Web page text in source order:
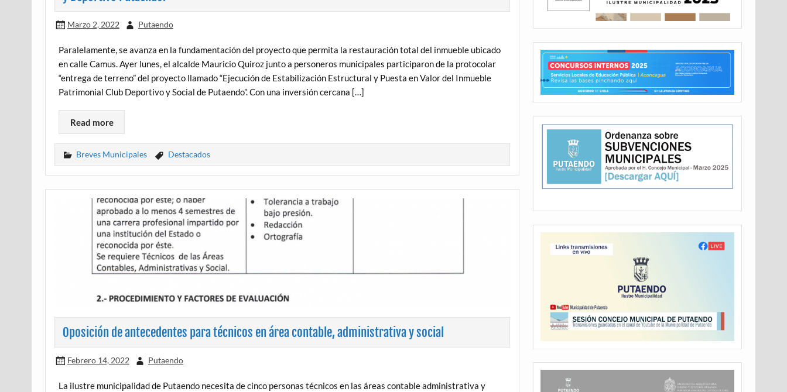
Marzo 2, 2022 Putaendo
Paralelamente, se avanza en la fundamentación del proyecto que permita la restauración total del inmueble ubicado
en calle Camus. Ayer lunes, el alcalde Mauricio Quiroz junto a personeros municipales participaron de la protocolar
“entrega de terreno” del proyecto llamado “Ejecución de Estabilización Estructural y Puesta en Valor del Inmueble
Patrimonial Club Deportivo y Social de Putaendo”. Con una inversión cercana […]
Read more
Breves Municipales Destacados
Oposición de antecedentes para técnicos en área contable, administrativa y social
Febrero 14, 2022 Putaendo
La ilustre municipalidad de Putaendo necesita de cinco personas técnicos en las áreas contable administrativa y